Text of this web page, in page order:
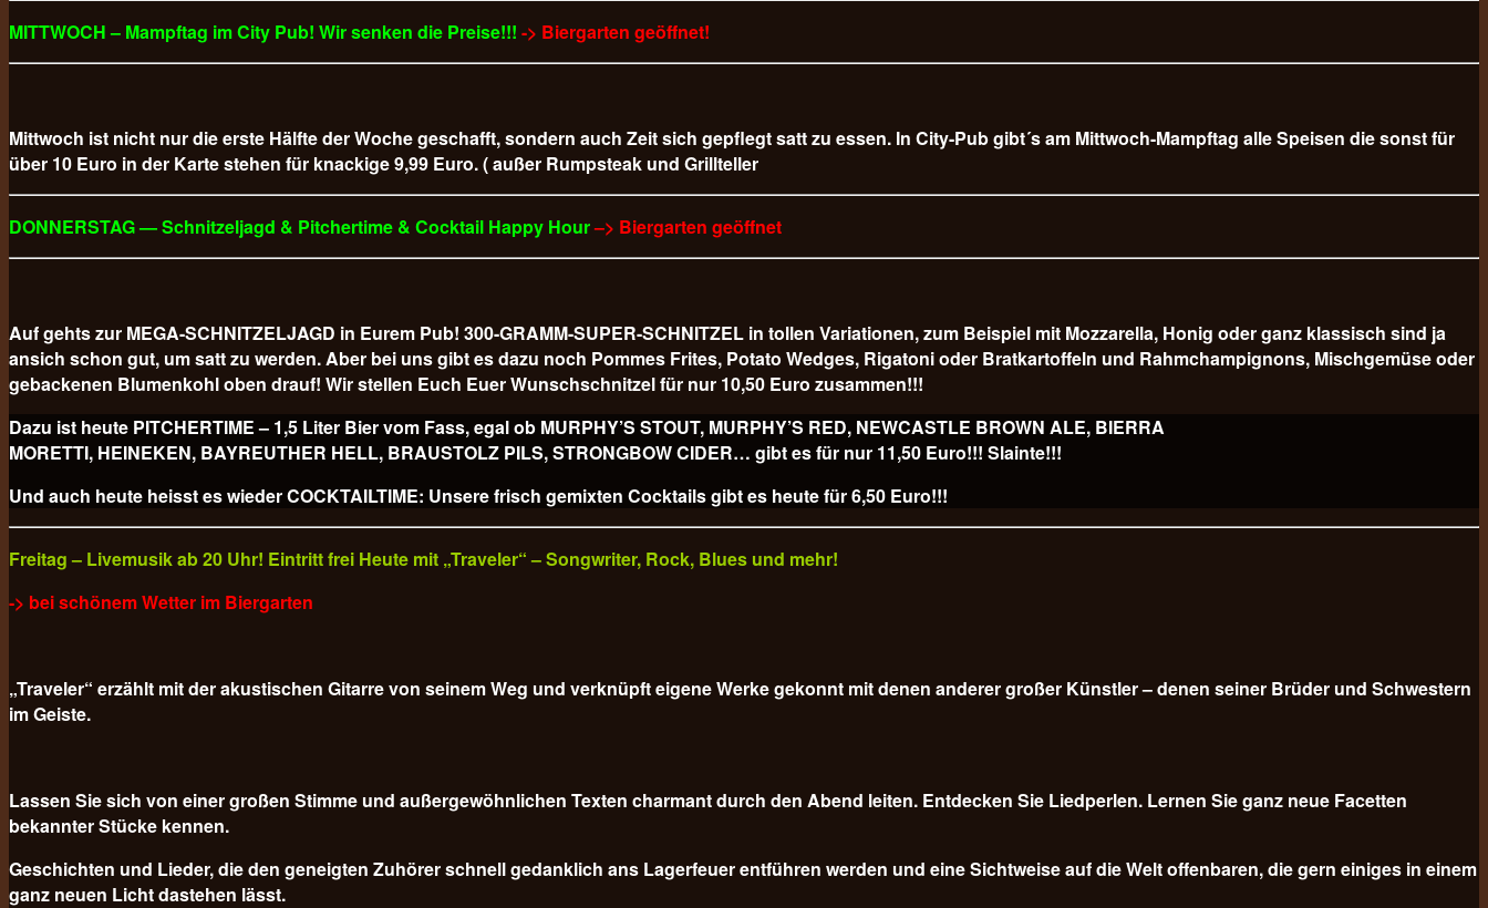
MITTWOCH – Mampftag im City Pub! Wir senken die Preise!!! -> Biergarten geöffnet!
Mittwoch ist nicht nur die erste Hälfte der Woche geschafft, sondern auch Zeit sich gepflegt satt zu essen. In City-Pub gibt´s am Mittwoch-Mampftag alle Speisen die sonst für
über 10 Euro in der Karte stehen für knackige 9,99 Euro. ( außer Rumpsteak und Grillteller
DONNERSTAG — Schnitzeljagd & Pitchertime & Cocktail Happy Hour–> Biergarten geöffnet
Auf gehts zur MEGA-SCHNITZELJAGD in Eurem Pub! 300-GRAMM-SUPER-SCHNITZEL in tollen Variationen, zum Beispiel mit Mozzarella, Honig oder ganz klassisch sind ja
ansich schon gut, um satt zu werden. Aber bei uns gibt es dazu noch Pommes Frites, Potato Wedges, Rigatoni oder Bratkartoffeln und Rahmchampignons, Mischgemüse oder
gebackenen Blumenkohl oben drauf! Wir stellen Euch Euer Wunschschnitzel für nur 10,50 Euro zusammen!!!
Dazu ist heute PITCHERTIME – 1,5 Liter Bier vom Fass, egal ob MURPHY’S STOUT, MURPHY’S RED, NEWCASTLE BROWN ALE, BIERRA
MORETTI, HEINEKEN, BAYREUTHER HELL, BRAUSTOLZ PILS, STRONGBOW CIDER… gibt es für nur 11,50 Euro!!! Slainte!!!
Und auch heute heisst es wieder COCKTAILTIME: Unsere frisch gemixten Cocktails gibt es heute für6,50 Euro!!!
Freitag – Livemusik ab 20 Uhr! Eintritt frei Heute mit „Traveler“ – Songwriter, Rock, Blues und mehr!
-> bei schönem Wetter im Biergarten
„Traveler“ erzählt mit der akustischen Gitarre von seinem Weg und verknüpft eigene Werke gekonnt mit denen anderer großer Künstler – denen seiner Brüder und Schwestern
im Geiste.
Lassen Sie sich von einer großen Stimme und außergewöhnlichen Texten charmant durch den Abend leiten. Entdecken Sie Liedperlen. Lernen Sie ganz neue Facetten
bekannter Stücke kennen.
Geschichten und Lieder, die den geneigten Zuhörer schnell gedanklich ans Lagerfeuer entführen werden und eine Sichtweise auf die Welt offenbaren, die gern einiges in einem
ganz neuen Licht dastehen lässt.